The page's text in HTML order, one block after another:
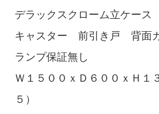
デラックスクローム立ケー
キャスター 前引き戸 背面
ランプ保証無し
Ｗ１５００ｘＤ６００ｘＨ１
５）